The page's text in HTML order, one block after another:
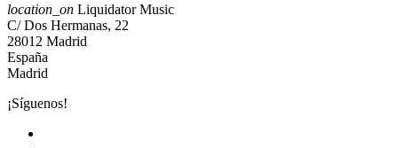
location_on Liquidator Music
C/ Dos Hermanas, 22
28012 Madrid
España
Madrid
¡Síguenos!